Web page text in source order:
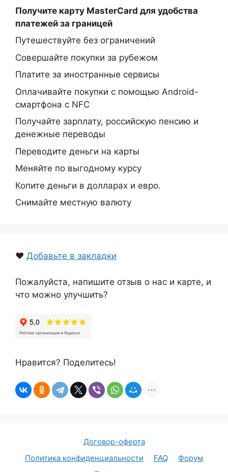
Получите карту MasterCard для удобства
платежей за границей
Путешествуйте без ограничений
Совершайте покупки за рубежом
Платите за иностранные сервисы
Оплачивайте покупки с помощью Android-
смартфона с NFC
Получайте зарплату, российскую пенсию и
денежные переводы
Переводите деньги на карты
Меняйте по выгодному курсу
Копите деньги в долларах и евро.
Снимайте местную валюту
❤️ Добавьте в закладки
Пожалуйста, напишите отзыв о нас и карте, и
что можно улучшить?
Нравится? Поделитесь!
Договор-оферта
Политика конфиденциальности
FAQ
Форум